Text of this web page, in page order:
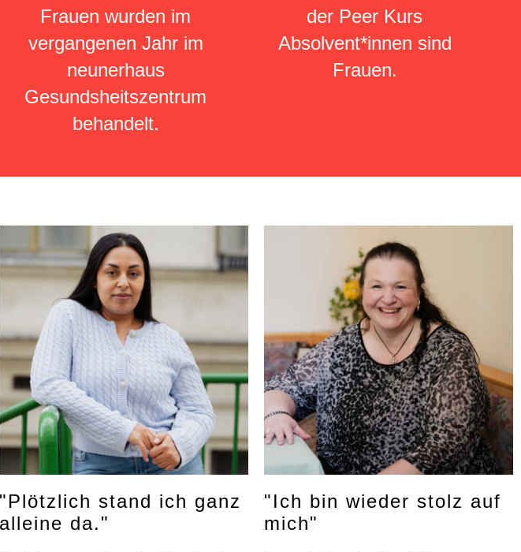
Frauen wurden im
vergangenen Jahr im
neunerhaus
Gesundsheitszentrum
behandelt.
der Peer Kurs
Absolvent*innen sind
Frauen.
"Plötzlich stand ich ganz
alleine da."
"Ich bin wieder stolz auf
mich"